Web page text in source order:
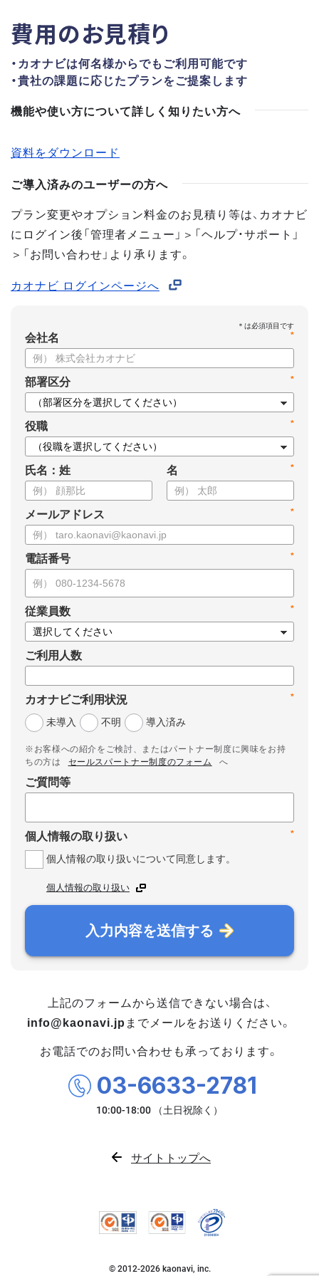
費用のお見積り
・カオナビは何名様からでもご利用可能です
・貴社の課題に応じたプランをご提案します
機能や使い方について詳しく知りたい方へ
資料をダウンロード
ご導入済みのユーザーの方へ
プラン変更やオプション料金のお見積り等は、カオナビ
にログイン後「管理者メニュー」＞「ヘルプ・サポート」
＞「お問い合わせ」より承ります。
カオナビ ログインページへ
*
会社名
*
部署区分
*
役職
氏名：姓 *
名
*
メールアドレス
*
電話番号
*
従業員数
ご利用人数
*
カオナビご利用状況
未導入
不明 導入済み
※お客様への紹介をご検討、またはパートナー制度に興味をお持
ちの方は
セールスパートナー制度のフォーム へ
ご質問等
*
個人情報の取り扱い
個人情報の取り扱いについて同意します。
個人情報の取り扱い
入力内容を送信する
上記のフォームから送信できない場合は、
info@kaonavi.jp までメールをお送りください。
お電話でのお問い合わせも承っております。
03-6633-2781
サイトトップへ
© 2012-2026kaonavi, inc.